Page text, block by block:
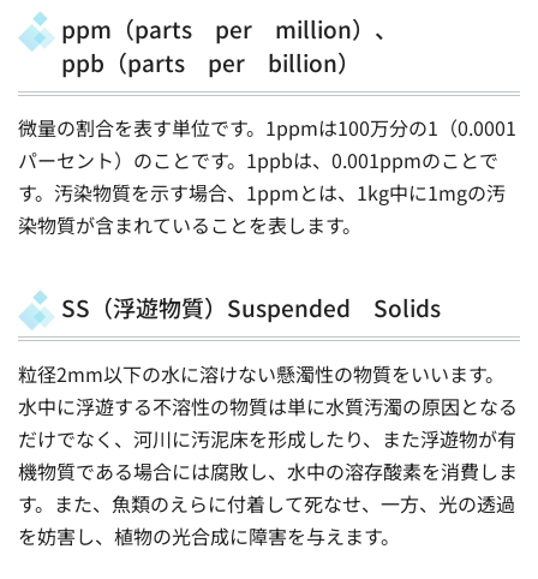
ppm（parts per million）、
ppb（parts per billion）
微量の割合を表す単位です。1ppmは100万分の1（0.0001
パーセント）のことです。1ppbは、0.001ppmのことで
す。汚染物質を示す場合、1ppmとは、1kg中に1mgの汚
染物質が含まれていることを表します。
SS（浮遊物質）Suspended Solids
粒径2mm以下の水に溶けない懸濁性の物質をいいます。
水中に浮遊する不溶性の物質は単に水質汚濁の原因となる
だけでなく、河川に汚泥床を形成したり、また浮遊物が有
機物質である場合には腐敗し、水中の溶存酸素を消費しま
す。また、魚類のえらに付着して死なせ、一方、光の透過
を妨害し、植物の光合成に障害を与えます。